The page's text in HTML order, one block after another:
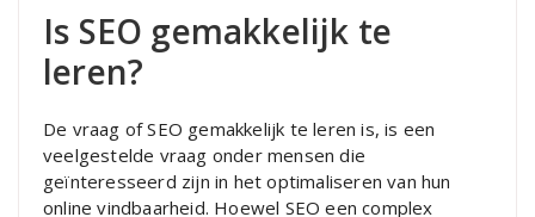
Is SEO gemakkelijk te
leren?
De vraag of SEO gemakkelijk te leren is, is een
veelgestelde vraag onder mensen die
geïnteresseerd zijn in het optimaliseren van hun
online vindbaarheid. Hoewel SEO een complex